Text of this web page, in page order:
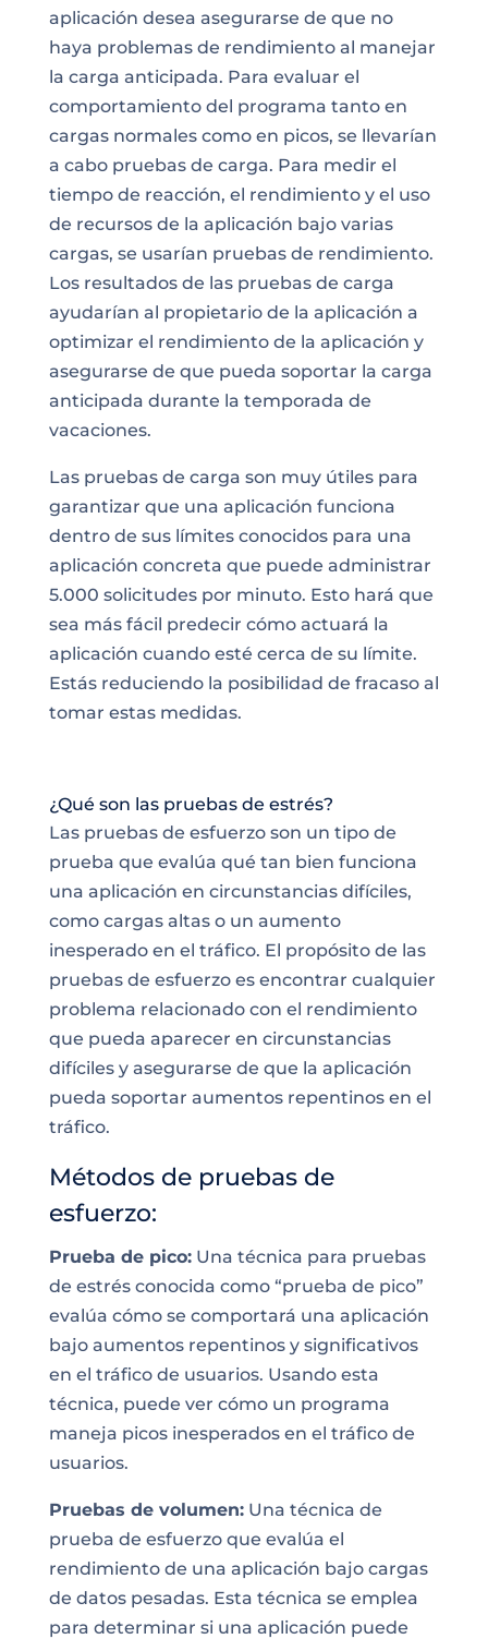
aplicación desea asegurarse de que no
haya problemas de rendimiento al manejar
la carga anticipada. Para evaluar el
comportamiento del programa tanto en
cargas normales como en picos, se llevarían
a cabo pruebas de carga. Para medir el
tiempo de reacción, el rendimiento y el uso
de recursos de la aplicación bajo varias
cargas, se usarían pruebas de rendimiento.
Los resultados de las pruebas de carga
ayudarían al propietario de la aplicación a
optimizar el rendimiento de la aplicación y
asegurarse de que pueda soportar la carga
anticipada durante la temporada de
vacaciones.
Las pruebas de carga son muy útiles para
garantizar que una aplicación funciona
dentro de sus límites conocidos para una
aplicación concreta que puede administrar
5.000 solicitudes por minuto. Esto hará que
sea más fácil predecir cómo actuará la
aplicación cuando esté cerca de su límite.
Estás reduciendo la posibilidad de fracaso al
tomar estas medidas.
¿Qué son las pruebas de estrés?
Las pruebas de esfuerzo son un tipo de
prueba que evalúa qué tan bien funciona
una aplicación en circunstancias difíciles,
como cargas altas o un aumento
inesperado en el tráfico. El propósito de las
pruebas de esfuerzo es encontrar cualquier
problema relacionado con el rendimiento
que pueda aparecer en circunstancias
difíciles y asegurarse de que la aplicación
pueda soportar aumentos repentinos en el
tráfico.
Métodos de pruebas de
esfuerzo:
Prueba de pico:Una técnica para pruebas
de estrés conocida como “prueba de pico”
evalúa cómo se comportará una aplicación
bajo aumentos repentinos y significativos
en el tráfico de usuarios. Usando esta
técnica, puede ver cómo un programa
maneja picos inesperados en el tráfico de
usuarios.
Pruebas de volumen:Una técnica de
prueba de esfuerzo que evalúa el
rendimiento de una aplicación bajo cargas
de datos pesadas. Esta técnica se emplea
para determinar si una aplicación puede